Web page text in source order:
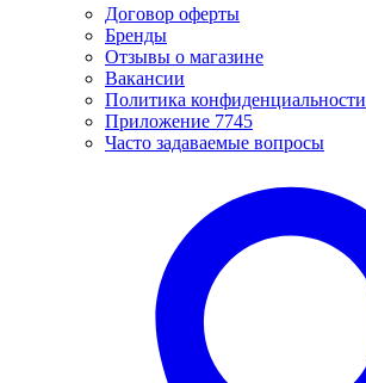
Договор оферты
Бренды
Отзывы о магазине
Вакансии
Политика конфиденциальности
Приложение 7745
Часто задаваемые вопросы